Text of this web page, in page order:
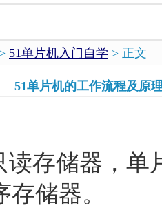
> 51单片机入门自学 > 正文
51单片机的工作流程及原
读存储器，
储器。